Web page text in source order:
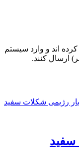
اند و وارد سیستم
ارسال کنند.
سفید